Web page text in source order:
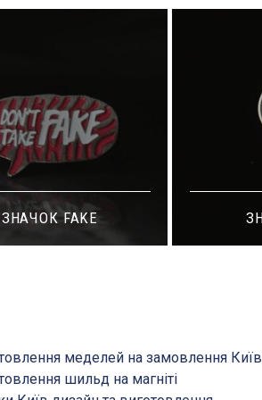
меделей на замовлення Київ
шильд на магніті